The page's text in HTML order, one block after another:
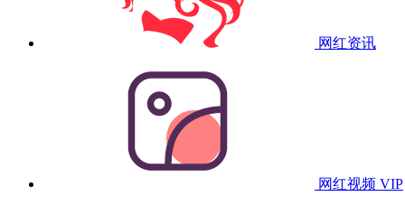
网红资讯
网红视频 VIP